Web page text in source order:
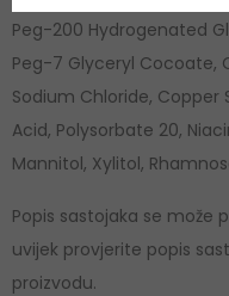
Peg-200 Hydrogenated
Peg-7 Glyceryl Cocoate,
Sodium Chloride, Copper
Acid, Polysorbate 20,
Mannitol, Xylitol,
Popis sastojaka se može
uvijek provjerite popis
proizvodu.